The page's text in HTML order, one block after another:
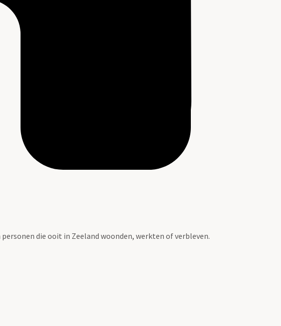
die ooit in Zeeland woonden, werkten of verbleven.